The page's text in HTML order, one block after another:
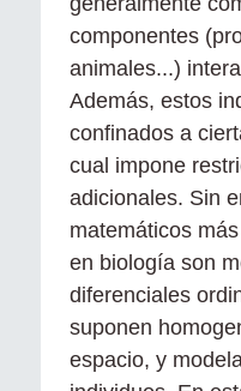
componentes
animales...)
Además, estos
confinados a
cual impone
adicionales. Sin
matemáticos
en biología son
diferenciales
suponen
espacio, y